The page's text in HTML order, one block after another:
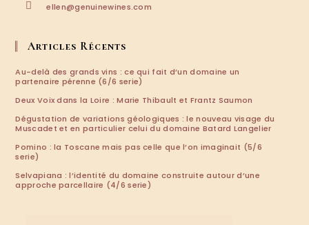
ellen@genuinewines.com
Articles Récents
Au-delà des grands vins : ce qui fait d’un domaine un
partenaire pérenne (6/6 serie)
Deux Voix dans la Loire : Marie Thibault et Frantz Saumon
Dégustation de variations géologiques : le nouveau visage du
Muscadet et en particulier celui du domaine Batard Langelier
Pomino : la Toscane mais pas celle que l’on imaginait (5/6
serie)
Selvapiana : l’identité du domaine construite autour d’une
approche parcellaire (4/6 serie)